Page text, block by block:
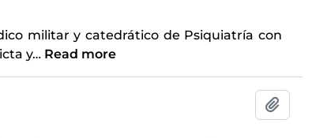
militar y catedrático de Psiquiatría con
y… Read more